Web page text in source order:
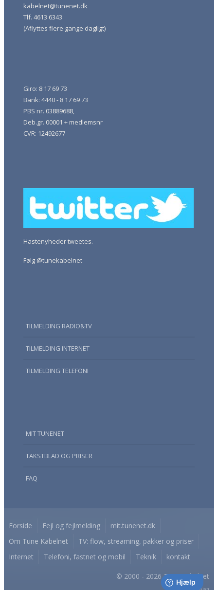
kabelnet@tunenet.dk
Tlf. 4613 6343
(Aflyttes flere gange dagligt)
Giro: 8 17 69 73
Bank: 4440 - 8 17 69 73
PBS nr. 03889688,
Deb.gr. 00001 + medlemsnr
CVR: 12492677
Hastenyheder tweetes.
Følg @tunekabelnet
TILMELDING RADIO&TV
TILMELDING INTERNET
TILMELDING TELEFONI
MIT TUNENET
TAKSTBLAD OG PRISER
FAQ
Forside Fejl og fejlmelding
mit.tunenet.dk
Om Tune Kabelnet
TV: flow, streaming, pakker og priser
Internet
Telefoni, fastnet og mobil Teknik kontakt
© 2000 - 2026 Tune Kabelnet
Design